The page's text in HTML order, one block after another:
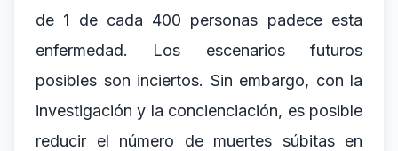
de 1 de cada 400 personas padece esta
enfermedad. Los escenarios futuros
posibles son inciertos. Sin embargo, con la
investigación y la concienciación, es posible
reducir el número de muertes súbitas en